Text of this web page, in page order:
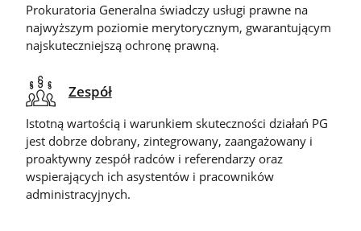
Prokuratoria Generalna świadczy usługi prawne na
najwyższym poziomie merytorycznym, gwarantującym
najskuteczniejszą ochronę prawną.
Zespół
Istotną wartością i warunkiem skuteczności działań PG
jest dobrze dobrany, zintegrowany, zaangażowany i
proaktywny zespół radców i referendarzy oraz
wspierających ich asystentów i pracowników
administracyjnych.